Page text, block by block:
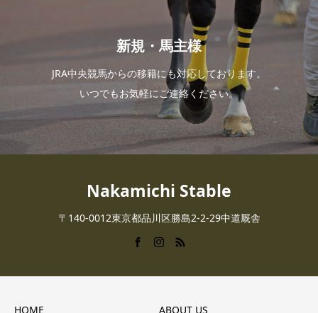
新規・馬主様
JRA中央競馬からの移籍にも対応しております。
いつでもお気軽にご連絡ください。
Nakamichi Stable
〒140-0012東京都品川区勝島2-2-29中道厩舎
HOME ABOUT US